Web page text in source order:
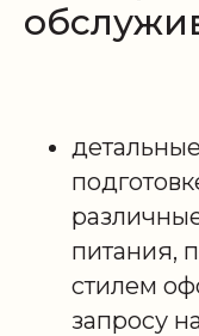
питания,
стилем
запросу